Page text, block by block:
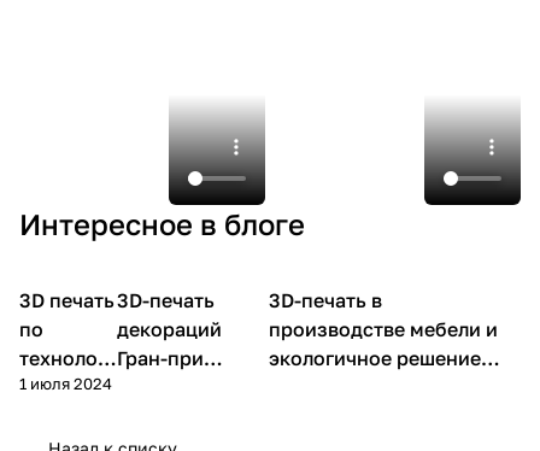
Интересное в блоге
3D
принтеры
3D печать
по
технолог
ии FDM
1 июля 2024
Мировые
новости
3D-печать
декораций
Гран-при
Мировые новости
3D-печать в
производстве мебели и
экологичное решение